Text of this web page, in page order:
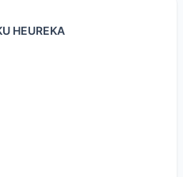
HEUREKA